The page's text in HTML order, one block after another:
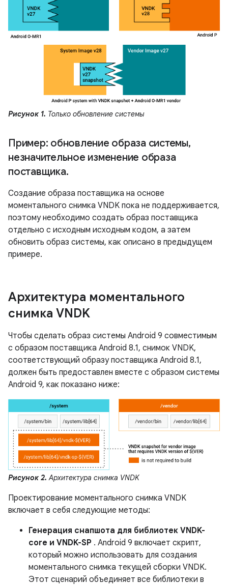
Рисунок 1. Только обновление системы
Пример: обновление образа системы,
незначительное изменение образа
поставщика.
Создание образа поставщика на основе
моментального снимка VNDK пока не поддерживается,
поэтому необходимо создать образ поставщика
отдельно с исходным исходным кодом, а затем
обновить образ системы, как описано в предыдущем
примере.
Архитектура моментального
снимка VNDK
Чтобы сделать образ системы Android 9 совместимым
с образом поставщика Android 8.1, снимок VNDK,
соответствующий образу поставщика Android 8.1,
должен быть предоставлен вместе с образом системы
Android 9, как показано ниже:
Рисунок 2. Архитектура снимка VNDK
Проектирование моментального снимка VNDK
включает в себя следующие методы:
Генерация снапшота для библиотек VNDK-
core и VNDK-SP . Android 9 включает скрипт,
который можно использовать для создания
моментального снимка текущей сборки VNDK.
Этот сценарий объединяет все библиотеки в